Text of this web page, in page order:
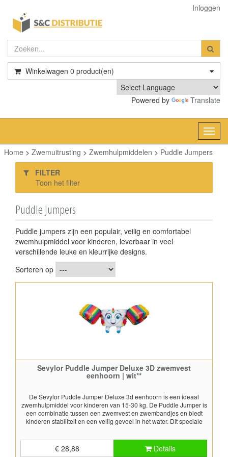
Inloggen
Winkelwagen 0 product(en)
Powered by Translate
Home > Zwemuitrusting > Zwemhulpmiddelen > Puddle Jumpers
FILTER
Toon het filter
Puddle Jumpers
Puddle jumpers zijn een populair, veilig en comfortabel
zwemhulpmiddel voor kinderen, leverbaar in veel
verschillende leuke en kleurrijke designs.
Sorteren op
Sevylor Puddle Jumper Deluxe 3D zwemvest
eenhoorn | wit**
De Sevylor Puddle Jumper Deluxe 3d eenhoorn is een ideaal
zwemhulpmiddel voor kinderen van 15-30 kg. De Puddle Jumper is
een combinatie tussen een zwemvest en zwembandjes en biedt
kinderen stabiliteit en een veilig gevoel in het water. Dit speciale
Puddle Jumper zwemvest kunnen kinderen op een leuke en veilige
manier spelen en spartelen in het water en leren zwemmen. Het
€ 28,88 Details